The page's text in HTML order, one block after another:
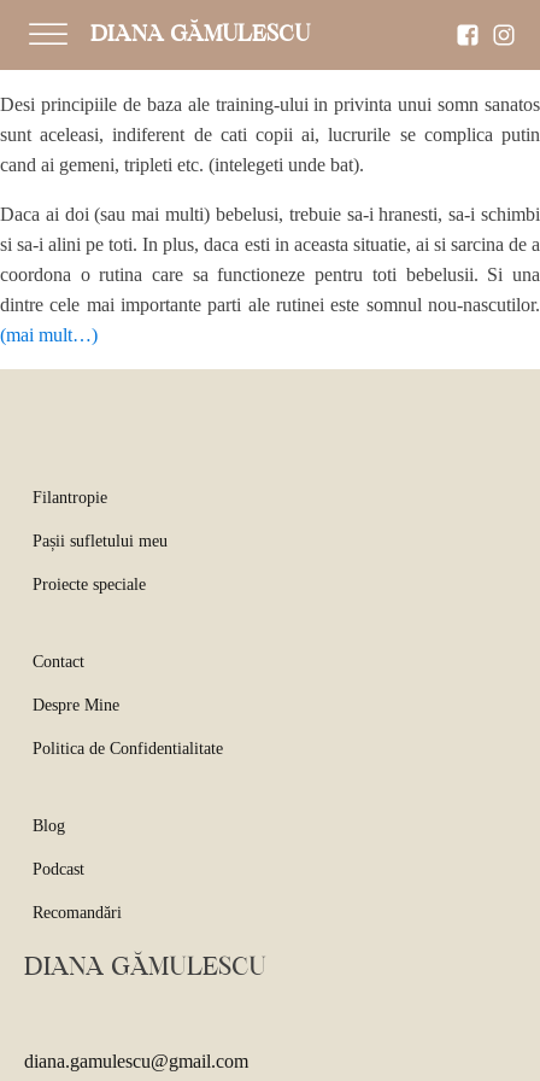
DIANA GĂMULESCU
Desi principiile de baza ale training-ului in privinta unui somn sanatos
sunt aceleasi, indiferent de cati copii ai, lucrurile se complica putin
cand ai gemeni, tripleti etc. (intelegeti unde bat).
Daca ai doi (sau mai multi) bebelusi, trebuie sa-i hranesti, sa-i schimbi
si sa-i alini pe toti. In plus, daca esti in aceasta situatie, ai si sarcina de a
coordona o rutina care sa functioneze pentru toti bebelusii. Si una
dintre cele mai importante parti ale rutinei este somnul nou-nascutilor.
(mai mult…)
Filantropie
Pașii sufletului meu
Proiecte speciale
Contact
Despre Mine
Politica de Confidentialitate
Blog
Podcast
Recomandări
DIANA GĂMULESCU
diana.gamulescu@gmail.com